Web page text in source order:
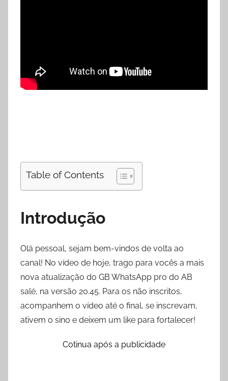
Table of Contents
Introdução
Olá pessoal, sejam bem-vindos de volta ao
canal! No vídeo de hoje, trago para vocês a mais
nova atualização do GB WhatsApp pro do AB
salé, na versão 20.45. Para os não inscritos,
acompanhem o vídeo até o final, se inscrevam,
ativem o sino e deixem um like para fortalecer!
Cotinua após a publicidade